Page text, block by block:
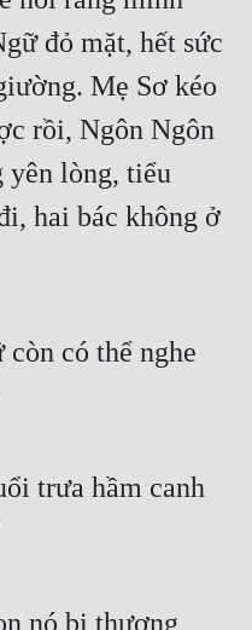
đỏ mặt, hết sức
Mẹ Sơ kéo
rồi, Ngôn Ngôn
yên lòng, tiểu
hai bác không ở
có thể nghe
trưa hầm canh
nó bị thương